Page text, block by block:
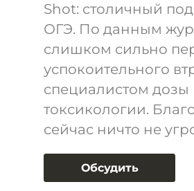
Shot: столичный
ОГЭ. По данным
слишком сильно
успокоительного
специалистом дозы
токсикологии.
сейчас ничто не
Обсудить